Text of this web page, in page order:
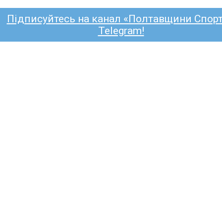
Підписуйтесь на канал «Полтавщини
Telegram!